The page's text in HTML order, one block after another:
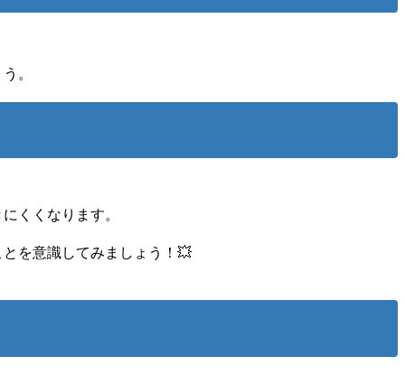
。
くくなります。
とを意識してみましょう！💥